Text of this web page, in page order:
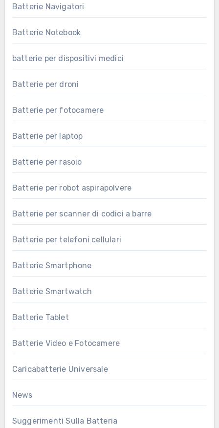
Batterie Navigatori
Batterie Notebook
batterie per dispositivi medici
Batterie per droni
Batterie per fotocamere
Batterie per laptop
Batterie per rasoio
Batterie per robot aspirapolvere
Batterie per scanner di codici a barre
Batterie per telefoni cellulari
Batterie Smartphone
Batterie Smartwatch
Batterie Tablet
Batterie Video e Fotocamere
Caricabatterie Universale
News
Suggerimenti Sulla Batteria